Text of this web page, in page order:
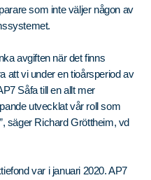
som inte väljer någon av
avgiften när det finns
att vi under en tioårsperiod av
Såfa till en allt mer
utvecklat vår roll som
säger Richard Gröttheim, vd
var i januari 2020. AP7